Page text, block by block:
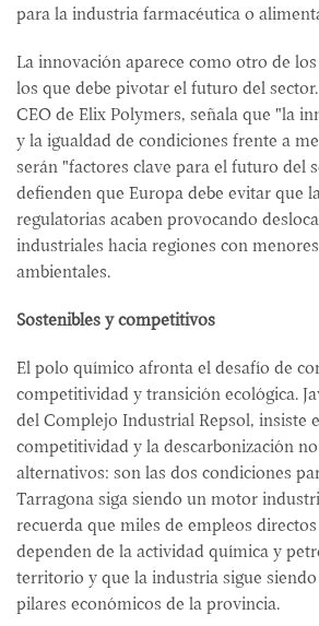
para la industria farmacéutica o
La innovación aparece como otro de
los que debe pivotar el futuro del
CEO de Elix Polymers, señala que "la
y la igualdad de condiciones frente a
serán "factores clave para el futuro del
defienden que Europa debe evitar que
regulatorias acaben provocando
industriales hacia regiones con
ambientales.
Sostenibles y competitivos
El polo químico afronta el desafío de
competitividad y transición ecológica.
del Complejo Industrial Repsol, insiste
competitividad y la descarbonización
alternativos: son las dos condiciones
Tarragona siga siendo un motor
recuerda que miles de empleos
dependen de la actividad química y
territorio y que la industria sigue
pilares económicos de la provincia.